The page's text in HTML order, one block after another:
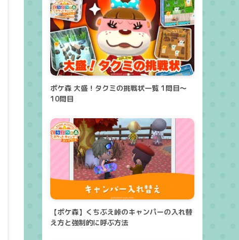
ポケ森 大盛！タクミの挑戦状一覧 1問目～
10問目
【ポケ森】くちぶえ峠のキャンパーの入れ替
え方と強制的に呼ぶ方法